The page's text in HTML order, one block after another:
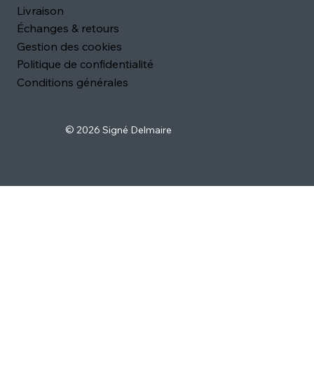
Échanges & retours
Livraison
Conditions générales
Politique de confidentialité
Gestion des cookies
© 2026 Signé Delmaire